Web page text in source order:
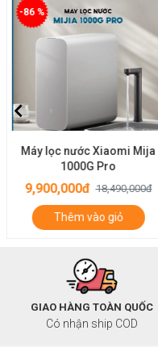
-56 %
Máy vệ sinh phòng tắm, bồn
cầu Neospin Scrubber
990,000đ 1,549,000đ
Thêm vào giỏ
GIAO HÀNG TOÀN QUỐC
Có nhận ship COD